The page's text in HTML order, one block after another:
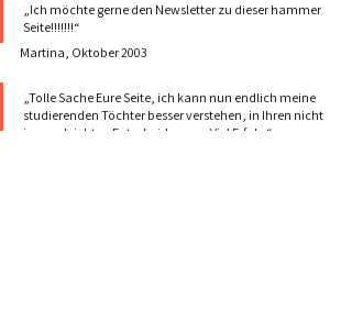
„Ich möchte gerne den Newsletter zu dieser hammer
Seite!!!!!!!“
Martina, Oktober 2003
„Tolle Sache Eure Seite, ich kann nun endlich meine
studierenden Töchter besser verstehen, in Ihren nicht
immer leichten Entscheidungen. Viel Erfolg.“